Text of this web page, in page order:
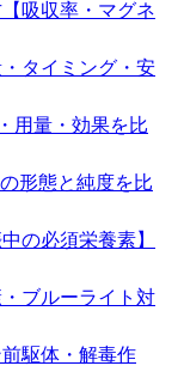
吸収率・マグネ
タイミング・安
用量・効果を比
形態と純度を比
の必須栄養素】
ブルーライト対
駆体・解毒作